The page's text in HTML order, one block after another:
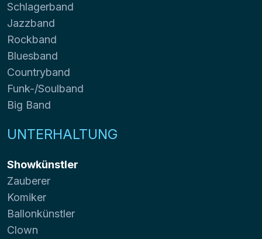
Schlagerband
Jazzband
Rockband
Bluesband
Countryband
Funk-/Soulband
Big Band
UNTERHALTUNG
Showkünstler
Zauberer
Komiker
Ballonkünstler
Clown